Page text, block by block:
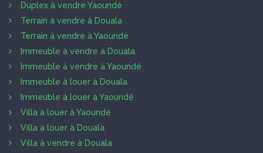
Duplex à vendre Yaoundé
Terrain à vendre à Douala
Terrain à vendre à Yaoundé
Immeuble à vendre à Douala
Immeuble à vendre à Yaoundé
Immeuble à louer à Douala
Immeuble à louer à Yaoundé
Villa à louer à Yaoundé
Villa à louer à Douala
Villa à vendre à Douala